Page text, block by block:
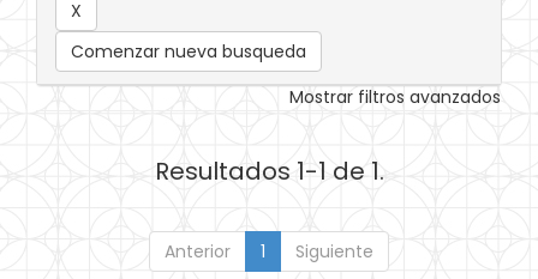
Comenzar nueva busqueda
Mostrar filtros avanzados
Resultados 1-1 de 1.
Anterior 1 Siguiente